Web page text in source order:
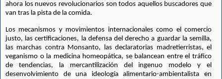
ahora los nuevos revolucionarios son todos aquellos buscadores que
van tras la pista de la comida.
Los mecanismos y movimientos internacionales como el comercio
justo, las certificaciones, la defensa del derecho a guardar la semilla,
las marchas contra Monsanto, las declaratorias madretierristas, el
veganismo o la medicina homeopática, se balancean entre el tráfico
de tendencias, la mercantilización del ingenuo modelo y el
desenvolvimiento de una ideología alimentario-ambientalista en